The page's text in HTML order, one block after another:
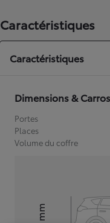
Caractéristiques
Caractéristiques
Dimensions &
Portes
Places
Volume du coffre
mm